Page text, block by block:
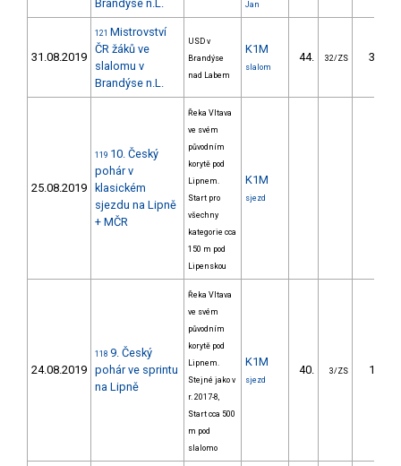
Brandýse n.L.
Jan
31.08.2019
121 Mistrovství
ČR žáků ve
slalomu v
Brandýse n.L.
USD v
Brandýse
nad Labem
K1M
slalom
44. 32/ZS 30.76
25.08.2019
119 10. Český
pohár v
klasickém
sjezdu na Lipně
+ MČR
Řeka Vltava
ve svém
původním
korytě pod
Lipnem.
Start pro
všechny
kategorie cca
150 m pod
Lipenskou
K1M
sjezd
24.08.2019
118 9. Český
pohár ve sprintu
na Lipně
Řeka Vltava
ve svém
původním
korytě pod
Lipnem.
Stejné jako v
r. 2017-8,
Start cca 500
m pod
slalomo
K1M
sjezd
40. 3/ZS 12.90